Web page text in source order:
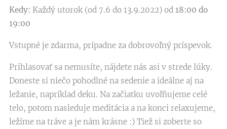
Kedy: Každý utorok (od 7.6 do 13.9.2022) od 18:00 do
19:00
Vstupné je zdarma, prípadne za dobrovoľný príspevok.
Prihlasovať sa nemusíte, nájdete nás asi v strede lúky.
Doneste si niečo pohodlné na sedenie a ideálne aj na
ležanie, napríklad deku. Na začiatku uvoľňujeme celé
telo, potom nasleduje meditácia a na konci relaxujeme,
ležíme na tráve a je nám krásne :) Tiež si zoberte so